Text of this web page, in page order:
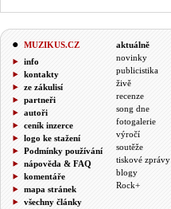
MUZIKUS.CZ
info
kontakty
ze zákulisí
partneři
autoři
ceník inzerce
logo ke stažení
Podmínky používání
nápověda & FAQ
komentáře
mapa stránek
všechny články
aktuálně
novinky
publicistika
živě
recenze
song dne
fotogalerie
výročí
soutěže
tiskové zprávy
blogy
Rock+